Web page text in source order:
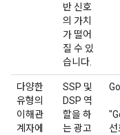
반 신호
의 가치
가 떨어
질 수 있
습니다.
다양한
유형의
이해관
계자에
SSP 및
DSP 역
할을 하
는 광고